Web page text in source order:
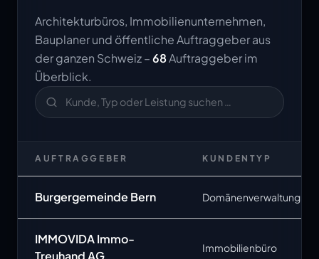
Architekturbüros, Immobilienunternehmen,
Bauplaner und öffentliche Auftraggeber aus
der ganzen Schweiz –68Auftraggeber im
Überblick.
AUFTRAGGEBER KUNDENTYP
Burgergemeinde Bern Domänenverwaltung
IMMOVIDA Immo-
Immobilienbüro